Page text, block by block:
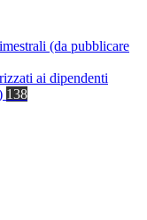
(da pubblicare
ai dipendenti
138